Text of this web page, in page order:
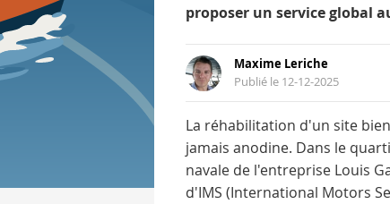
proposer un service global
Maxime Leriche
Publié le 12-12-2025
La réhabilitation d'un site
jamais anodine. Dans le
navale de l'entreprise Louis
d'IMS (International Motors